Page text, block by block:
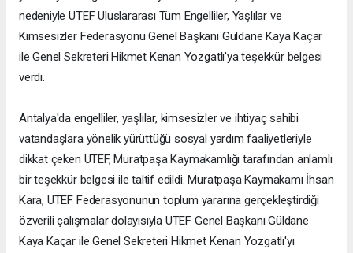
nedeniyle UTEF Uluslararası Tüm Engelliler, Yaşlılar ve
Kimsesizler Federasyonu Genel Başkanı Güldane Kaya Kaçar
ile Genel Sekreteri Hikmet Kenan Yozgatlı'ya teşekkür belgesi
verdi.
Antalya'da engelliler, yaşlılar, kimsesizler ve ihtiyaç sahibi
vatandaşlara yönelik yürüttüğü sosyal yardım faaliyetleriyle
dikkat çeken UTEF, Muratpaşa Kaymakamlığı tarafından anlamlı
bir teşekkür belgesi ile taltif edildi. Muratpaşa Kaymakamı İhsan
Kara, UTEF Federasyonunun toplum yararına gerçekleştirdiği
özverili çalışmalar dolayısıyla UTEF Genel Başkanı Güldane
Kaya Kaçar ile Genel Sekreteri Hikmet Kenan Yozgatlı'yı